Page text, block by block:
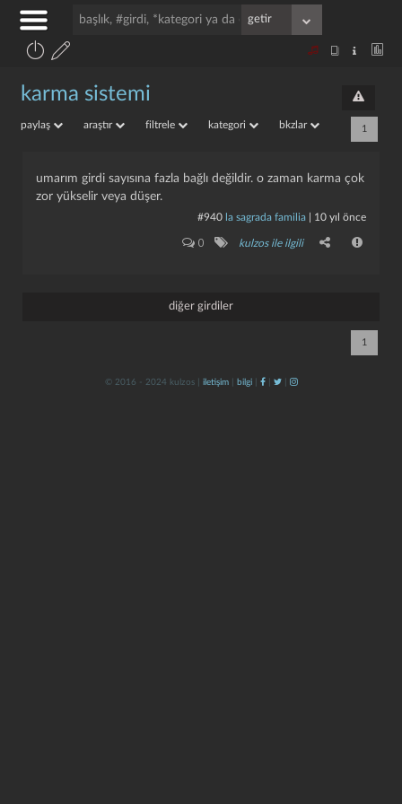
karma sistemi
paylaş araştır filtrele kategori bkzlar 1
umarım girdi sayısına fazla bağlı değildir. o zaman karma çok
zor yükselir veya düşer.
#940 la sagrada familia 10 yıl önce
0 kulzos ile ilgili
diğer girdiler
1
© 2016 - 2024 kulzos | iletişim| bilgi| | |